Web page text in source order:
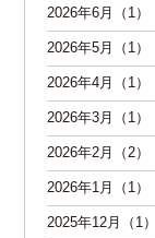
2026年6月（1）
2026年5月（1）
2026年4月（1）
2026年3月（1）
2026年2月（2）
2026年1月（1）
2025年12月（1）